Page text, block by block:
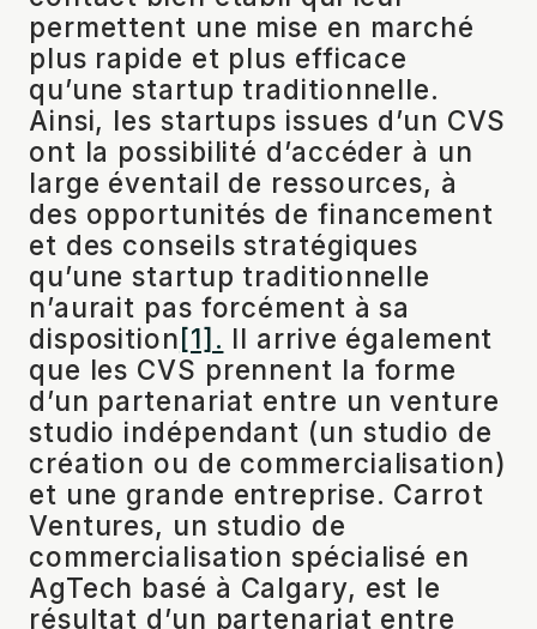
permettent une mise en marché
plus rapide et plus efficace
qu’une startup traditionnelle.
Ainsi, les startups issues d’un CVS
ont la possibilité d’accéder à un
large éventail de ressources, à
des opportunités de financement
et des conseils stratégiques
qu’une startup traditionnelle
n’aurait pas forcément à sa
disposition[1]. Il arrive également
que les CVS prennent la forme
d’un partenariat entre un venture
studio indépendant (un studio de
création ou de commercialisation)
et une grande entreprise. Carrot
Ventures, un studio de
commercialisation spécialisé en
AgTech basé à Calgary, est le
résultat d’un partenariat entre